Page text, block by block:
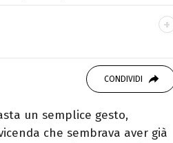
Fashion Editor. Si
Giornalismo e Nuovi media
testate ed uffici stampa.
CONDIVIDI
un semplice gesto,
che sembrava aver già